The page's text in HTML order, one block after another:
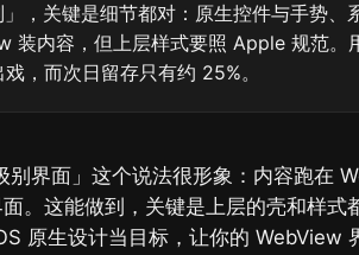
，关键是细节都对：原生控件与手势、
装内容，但上层样式要照 Apple 规范。
，而次日留存只有约 25%。
别界面」这个说法很形象：内容跑在
。这能做到，关键是上层的壳和样式
原生设计当目标，让你的 WebView